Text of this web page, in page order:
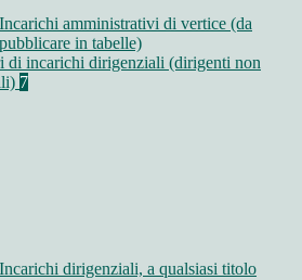
Incarichi amministrativi di vertice (da
pubblicare in tabelle)
di incarichi dirigenziali (dirigenti non
7
Incarichi dirigenziali, a qualsiasi titolo